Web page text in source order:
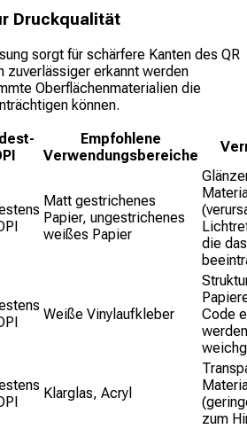
Druckqualität
sorgt für schärfere Kanten des QR
zuverlässiger erkannt werden
Oberflächenmaterialien die
können.
Empfohlene
Verwendungsbereiche
Matt gestrichenes
Papier, ungestrichenes
weißes Papier
die
Weiße Vinylaufkleber
Code
werden
Klarglas, Acryl
zum